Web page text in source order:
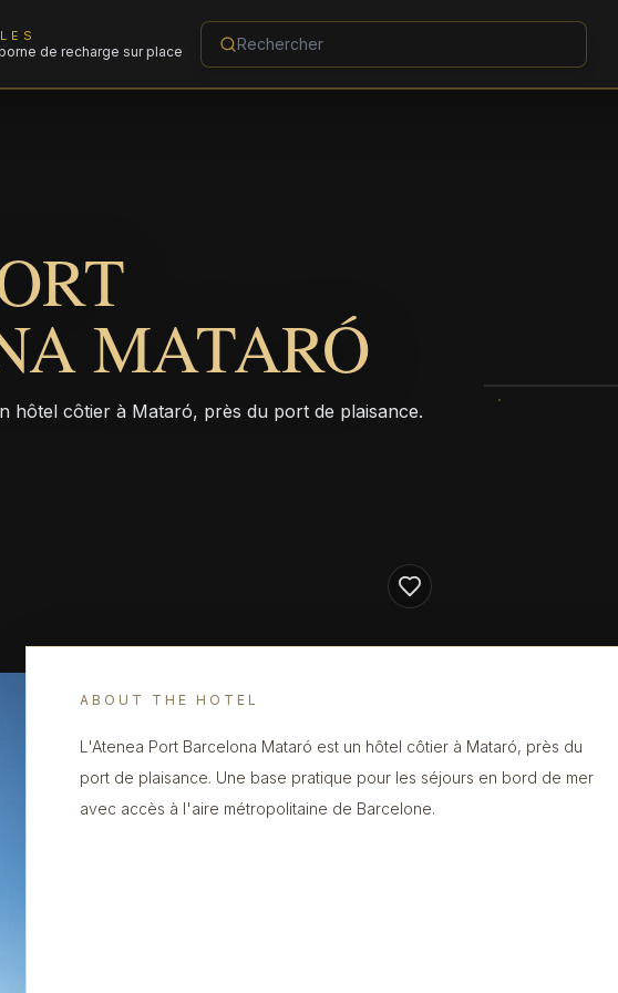
de recharge sur place
MATARÓ
hôtel côtier à Mataró, près du port de plaisance.
ABOUT THE HOTEL
L'Atenea Port Barcelona Mataró est un hôtel côtier à Mataró, près du
port de plaisance. Une base pratique pour les séjours en bord de mer
avec accès à l'aire métropolitaine de Barcelone.